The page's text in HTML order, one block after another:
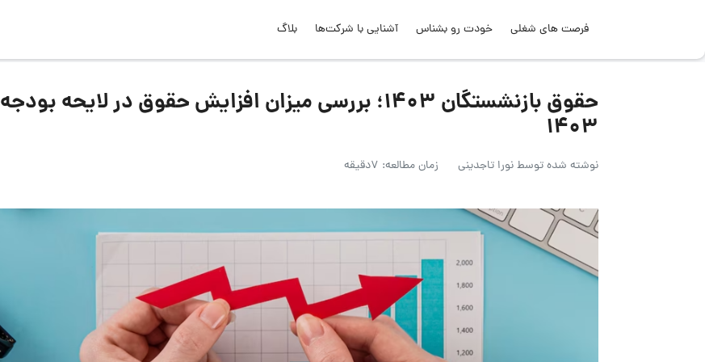
فرصت های شغلی خودت رو بشناس آشنایی با شرکت‌ها بلاگ
حقوق بازنشستگان 1403؛ بررسی میزان افزایش حقوق در لایحه بودجه
1403
نوشته شده توسطنورا تاجدینی زمان مطالعه: 7دقیقه